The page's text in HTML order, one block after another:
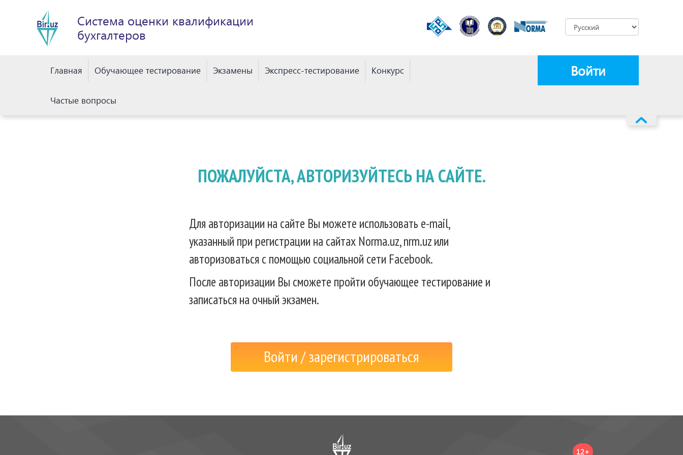
Система оценки квалификации
бухгалтеров
Главная Обучающее тестирование Экзамены Экспресс-тестирование Конкурс
Частые вопросы
Войти
ПОЖАЛУЙСТА, АВТОРИЗУЙТЕСЬ НА САЙТЕ.
Для авторизации на сайте Вы можете использовать e-mail,
указанный при регистрации на сайтах Norma.uz, nrm.uz или
авторизоваться с помощью социальной сети Facebook.
После авторизации Вы сможете пройти обучающее тестирование и
записаться на очный экзамен.
Войти / зарегистрироваться
12+